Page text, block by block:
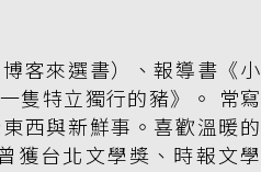
客來選書）、報導書《小
隻特立獨行的豬》。 常寫
西與新鮮事。喜歡溫暖的
獲台北文學獎、時報文學